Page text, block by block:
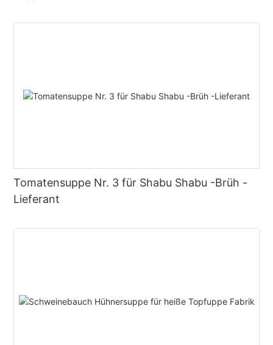
Tomatensuppe Nr. 3 für Shabu Shabu -Brüh -
Lieferant